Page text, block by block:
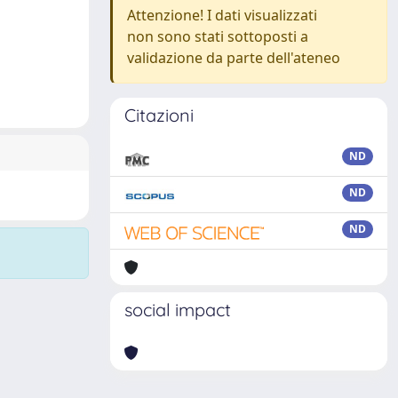
Attenzione! I dati visualizzati
non sono stati sottoposti a
validazione da parte dell'ateneo
Citazioni
ND
ND
ND
social impact